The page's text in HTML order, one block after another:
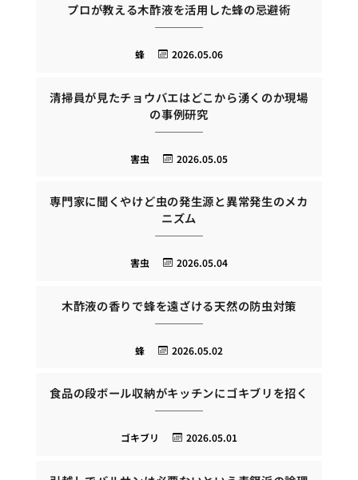
プロが教える木酢液を活用した蜂の忌避術
2026.05.06
蜂
清掃員が見たチョウバエはどこから湧くのか現場
の事例研究
2026.05.05
害虫
専門家に聞くやけど虫の発生源と異常発生のメカ
ニズム
2026.05.04
害虫
木酢液の香りで蜂を遠ざける天然の防虫対策
2026.05.02
蜂
食品の段ボール収納がキッチンにゴキブリを招く
2026.05.01
ゴキブリ